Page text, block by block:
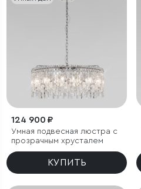
124 900 ₽
Умная подвесная люстра с
прозрачным хрусталем
КУПИТЬ